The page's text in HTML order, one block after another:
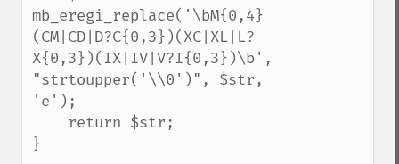
mb_eregi_replace('\bM{0,4}
(CM|CD|D?C{0,3})(XC|XL|L?
X{0,3})(IX|IV|V?I{0,3})\b',
"strtoupper('\\0')", $str,
'e');
}